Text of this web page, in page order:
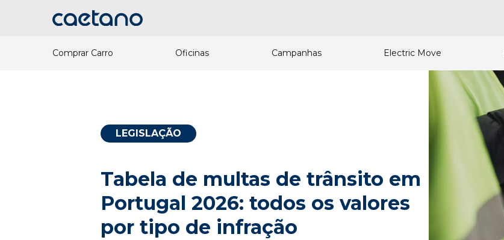
Comprar Carro Oficinas Campanhas Electric Move
LEGISLAÇÃO
Tabela de multas de trânsito em
Portugal 2026: todos os valores
por tipo de infração